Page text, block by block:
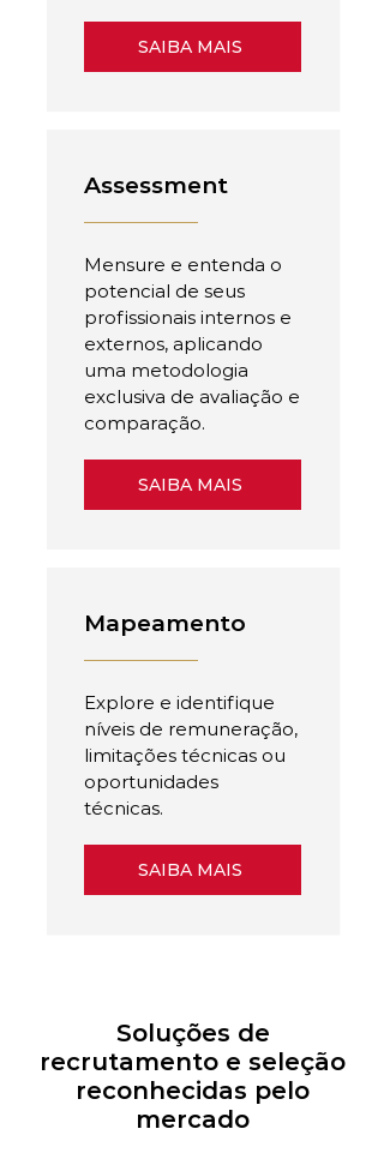
SAIBA MAIS
Assessment
Mensure e entenda o
potencial de seus
profissionais internos e
externos, aplicando
uma metodologia
exclusiva de avaliação e
comparação.
SAIBA MAIS
Mapeamento
Explore e identifique
níveis de remuneração,
limitações técnicas ou
oportunidades
técnicas.
SAIBA MAIS
Soluções de
recrutamento e seleção
reconhecidas pelo
mercado